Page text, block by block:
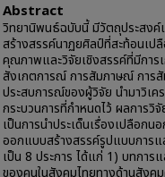
Abstract
วิทยานิพนธ์ฉบับนี้ มีวัตถุประสงค์
สร้างสรรค์นาฏยศิลป์ที่สะท้อนเป
คุณภาพและวิจัยเชิงสรรค์ที่มีการ
สังเกตการณ์ การสัมภาษณ์ การ
ประสบการณ์ของผู้วิจัย นำมาวิเค
กระบวนการที่กำหนดไว้ ผลการ
เป็นการนำประเด็นเรื่องเปลือกน
ออกแบบสร้างสรรค์รูปแบบการ
เป็น 8 ประการ ได้แก่ 1) บทการ
ของคนในสังคมไทยทางด้านสัง